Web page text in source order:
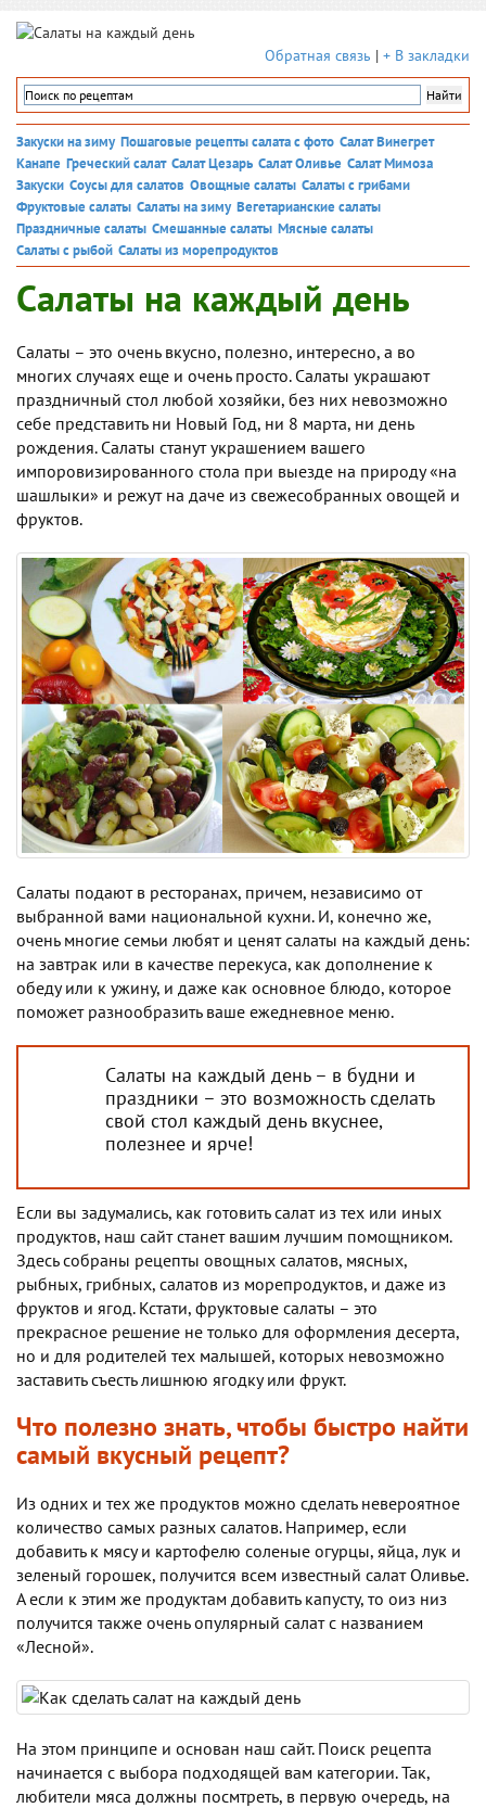
Обратная связь | + В закладки
Закуски на зиму Пошаговые рецепты салата с фото Салат Винегрет
Канапе Греческий салат Салат Цезарь Салат Оливье Салат Мимоза
Закуски Соусы для салатов Овощные салаты Салаты с грибами
Фруктовые салаты Салаты на зиму Вегетарианские салаты
Праздничные салаты Смешанные салаты Мясные салаты
Салаты с рыбой Салаты из морепродуктов
Салаты на каждый день
Салаты – это очень вкусно, полезно, интересно, а во
многих случаях еще и очень просто. Салаты украшают
праздничный стол любой хозяйки, без них невозможно
себе представить ни Новый Год, ни 8 марта, ни день
рождения. Салаты станут украшением вашего
импоровизированного стола при выезде на природу «на
шашлыки» и режут на даче из свежесобранных овощей и
фруктов.
Салаты подают в ресторанах, причем, независимо от
выбранной вами национальной кухни. И, конечно же,
очень многие семьи любят и ценят салаты на каждый день:
на завтрак или в качестве перекуса, как дополнение к
обеду или к ужину, и даже как основное блюдо, которое
поможет разнообразить ваше ежедневное меню.
Салаты на каждый день – в будни и
праздники – это возможность сделать
свой стол каждый день вкуснее,
полезнее и ярче!
Если вы задумались, как готовить салат из тех или иных
продуктов, наш сайт станет вашим лучшим помощником.
Здесь собраны рецепты овощных салатов, мясных,
рыбных, грибных, салатов из морепродуктов, и даже из
фруктов и ягод. Кстати, фруктовые салаты – это
прекрасное решение не только для оформления десерта,
но и для родителей тех малышей, которых невозможно
заставить съесть лишнюю ягодку или фрукт.
Что полезно знать, чтобы быстро найти
самый вкусный рецепт?
Из одних и тех же продуктов можно сделать невероятное
количество самых разных салатов. Например, если
добавить к мясу и картофелю соленые огурцы, яйца, лук и
зеленый горошек, получится всем известный салат Оливье.
А если к этим же продуктам добавить капусту, то оиз низ
получится также очень опулярный салат с названием
«Лесной».
На этом принципе и основан наш сайт. Поиск рецепта
начинается с выбора подходящей вам категории. Так,
любители мяса должны посмтреть, в первую очередь, на